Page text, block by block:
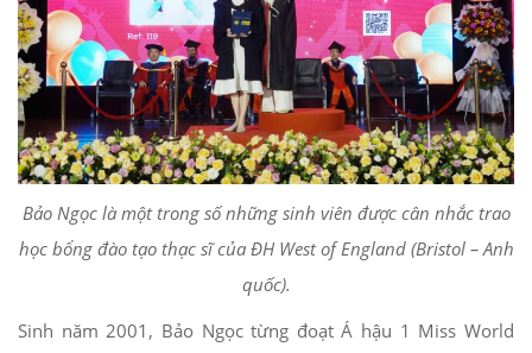
Bảo Ngọc là một trong số những sinh viên được cân nhắc trao
học bổng đào tạo thạc sĩ của ĐH West of England (Bristol – Anh
quốc).
Sinh năm 2001, Bảo Ngọc từng đoạt Á hậu 1 Miss World